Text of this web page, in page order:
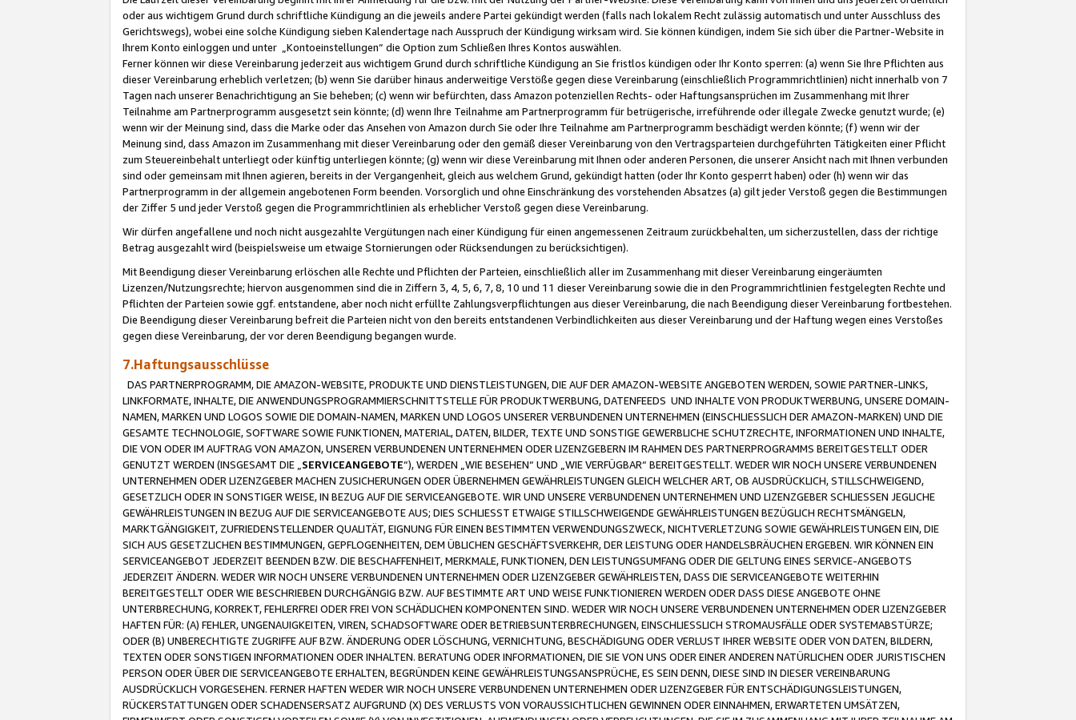
oder aus wichtigem Grund durch schriftliche Kündigung an die jeweils andere Partei gekündigt werden (falls nach lokalem Recht zulässig automatisch und unter Ausschluss des
Gerichtswegs), wobei eine solche Kündigung sieben Kalendertage nach Ausspruch der Kündigung wirksam wird. Sie können kündigen, indem Sie sich über die Partner-Website in
Ihrem Konto einloggen und unter „Kontoeinstellungen“ die Option zum Schließen Ihres Kontos auswählen.
Ferner können wir diese Vereinbarung jederzeit aus wichtigem Grund durch schriftliche Kündigung an Sie fristlos kündigen oder Ihr Konto sperren: (a) wenn Sie Ihre Pflichten aus
dieser Vereinbarung erheblich verletzen; (b) wenn Sie darüber hinaus anderweitige Verstöße gegen diese Vereinbarung (einschließlich Programmrichtlinien) nicht innerhalb von 7
Tagen nach unserer Benachrichtigung an Sie beheben; (c) wenn wir befürchten, dass Amazon potenziellen Rechts- oder Haftungsansprüchen im Zusammenhang mit Ihrer
Teilnahme am Partnerprogramm ausgesetzt sein könnte; (d) wenn Ihre Teilnahme am Partnerprogramm für betrügerische, irreführende oder illegale Zwecke genutzt wurde; (e)
wenn wir der Meinung sind, dass die Marke oder das Ansehen von Amazon durch Sie oder Ihre Teilnahme am Partnerprogramm beschädigt werden könnte; (f) wenn wir der
Meinung sind, dass Amazon im Zusammenhang mit dieser Vereinbarung oder den gemäß dieser Vereinbarung von den Vertragsparteien durchgeführten Tätigkeiten einer Pflicht
zum Steuereinbehalt unterliegt oder künftig unterliegen könnte; (g) wenn wir diese Vereinbarung mit Ihnen oder anderen Personen, die unserer Ansicht nach mit Ihnen verbunden
sind oder gemeinsam mit Ihnen agieren, bereits in der Vergangenheit, gleich aus welchem Grund, gekündigt hatten (oder Ihr Konto gesperrt haben) oder (h) wenn wir das
Partnerprogramm in der allgemein angebotenen Form beenden. Vorsorglich und ohne Einschränkung des vorstehenden Absatzes (a) gilt jeder Verstoß gegen die Bestimmungen
der Ziffer 5 und jeder Verstoß gegen die Programmrichtlinien als erheblicher Verstoß gegen diese Vereinbarung.
Wir dürfen angefallene und noch nicht ausgezahlte Vergütungen nach einer Kündigung für einen angemessenen Zeitraum zurückbehalten, um sicherzustellen, dass der richtige
Betrag ausgezahlt wird (beispielsweise um etwaige Stornierungen oder Rücksendungen zu berücksichtigen).
Mit Beendigung dieser Vereinbarung erlöschen alle Rechte und Pflichten der Parteien, einschließlich aller im Zusammenhang mit dieser Vereinbarung eingeräumten
Lizenzen/Nutzungsrechte; hiervon ausgenommen sind die in Ziffern 3, 4, 5, 6, 7, 8, 10 und 11 dieser Vereinbarung sowie die in den Programmrichtlinien festgelegten Rechte und
Pflichten der Parteien sowie ggf. entstandene, aber noch nicht erfüllte Zahlungsverpflichtungen aus dieser Vereinbarung, die nach Beendigung dieser Vereinbarung fortbestehen.
Die Beendigung dieser Vereinbarung befreit die Parteien nicht von den bereits entstandenen Verbindlichkeiten aus dieser Vereinbarung und der Haftung wegen eines Verstoßes
gegen diese Vereinbarung, der vor deren Beendigung begangen wurde.
7.Haftungsausschlüsse
DAS PARTNERPROGRAMM, DIE AMAZON-WEBSITE, PRODUKTE UND DIENSTLEISTUNGEN, DIE AUF DER AMAZON-WEBSITE ANGEBOTEN WERDEN, SOWIE PARTNER-LINKS,
LINKFORMATE, INHALTE, DIE ANWENDUNGSPROGRAMMIERSCHNITTSTELLE FÜR PRODUKTWERBUNG, DATENFEEDS UND INHALTE VON PRODUKTWERBUNG, UNSERE DOMAIN-
NAMEN, MARKEN UND LOGOS SOWIE DIE DOMAIN-NAMEN, MARKEN UND LOGOS UNSERER VERBUNDENEN UNTERNEHMEN (EINSCHLIESSLICH DER AMAZON-MARKEN) UND DIE
GESAMTE TECHNOLOGIE, SOFTWARE SOWIE FUNKTIONEN, MATERIAL, DATEN, BILDER, TEXTE UND SONSTIGE GEWERBLICHE SCHUTZRECHTE, INFORMATIONEN UND INHALTE,
DIE VON ODER IM AUFTRAG VON AMAZON, UNSEREN VERBUNDENEN UNTERNEHMEN ODER LIZENZGEBERN IM RAHMEN DES PARTNERPROGRAMMS BEREITGESTELLT ODER
GENUTZT WERDEN (INSGESAMT DIE „ SERVICEANGEBOTE“), WERDEN „WIE BESEHEN“ UND „WIE VERFÜGBAR“ BEREITGESTELLT. WEDER WIR NOCH UNSERE VERBUNDENEN
UNTERNEHMEN ODER LIZENZGEBER MACHEN ZUSICHERUNGEN ODER ÜBERNEHMEN GEWÄHRLEISTUNGEN GLEICH WELCHER ART, OB AUSDRÜCKLICH, STILLSCHWEIGEND,
GESETZLICH ODER IN SONSTIGER WEISE, IN BEZUG AUF DIE SERVICEANGEBOTE. WIR UND UNSERE VERBUNDENEN UNTERNEHMEN UND LIZENZGEBER SCHLIESSEN JEGLICHE
GEWÄHRLEISTUNGEN IN BEZUG AUF DIE SERVICEANGEBOTE AUS; DIES SCHLIESST ETWAIGE STILLSCHWEIGENDE GEWÄHRLEISTUNGEN BEZÜGLICH RECHTSMÄNGELN,
MARKTGÄNGIGKEIT, ZUFRIEDENSTELLENDER QUALITÄT, EIGNUNG FÜR EINEN BESTIMMTEN VERWENDUNGSZWECK, NICHTVERLETZUNG SOWIE GEWÄHRLEISTUNGEN EIN, DIE
SICH AUS GESETZLICHEN BESTIMMUNGEN, GEPFLOGENHEITEN, DEM ÜBLICHEN GESCHÄFTSVERKEHR, DER LEISTUNG ODER HANDELSBRÄUCHEN ERGEBEN. WIR KÖNNEN EIN
SERVICEANGEBOT JEDERZEIT BEENDEN BZW. DIE BESCHAFFENHEIT, MERKMALE, FUNKTIONEN, DEN LEISTUNGSUMFANG ODER DIE GELTUNG EINES SERVICE-ANGEBOTS
JEDERZEIT ÄNDERN. WEDER WIR NOCH UNSERE VERBUNDENEN UNTERNEHMEN ODER LIZENZGEBER GEWÄHRLEISTEN, DASS DIE SERVICEANGEBOTE WEITERHIN
BEREITGESTELLT ODER WIE BESCHRIEBEN DURCHGÄNGIG BZW. AUF BESTIMMTE ART UND WEISE FUNKTIONIEREN WERDEN ODER DASS DIESE ANGEBOTE OHNE
UNTERBRECHUNG, KORREKT, FEHLERFREI ODER FREI VON SCHÄDLICHEN KOMPONENTEN SIND. WEDER WIR NOCH UNSERE VERBUNDENEN UNTERNEHMEN ODER LIZENZGEBER
HAFTEN FÜR: (A) FEHLER, UNGENAUIGKEITEN, VIREN, SCHADSOFTWARE ODER BETRIEBSUNTERBRECHUNGEN, EINSCHLIESSLICH STROMAUSFÄLLE ODER SYSTEMABSTÜRZE;
ODER (B) UNBERECHTIGTE ZUGRIFFE AUF BZW. ÄNDERUNG ODER LÖSCHUNG, VERNICHTUNG, BESCHÄDIGUNG ODER VERLUST IHRER WEBSITE ODER VON DATEN, BILDERN,
TEXTEN ODER SONSTIGEN INFORMATIONEN ODER INHALTEN. BERATUNG ODER INFORMATIONEN, DIE SIE VON UNS ODER EINER ANDEREN NATÜRLICHEN ODER JURISTISCHEN
PERSON ODER ÜBER DIE SERVICEANGEBOTE ERHALTEN, BEGRÜNDEN KEINE GEWÄHRLEISTUNGSANSPRÜCHE, ES SEIN DENN, DIESE SIND IN DIESER VEREINBARUNG
AUSDRÜCKLICH VORGESEHEN. FERNER HAFTEN WEDER WIR NOCH UNSERE VERBUNDENEN UNTERNEHMEN ODER LIZENZGEBER FÜR ENTSCHÄDIGUNGSLEISTUNGEN,
RÜCKERSTATTUNGEN ODER SCHADENSERSATZ AUFGRUND (X) DES VERLUSTS VON VORAUSSICHTLICHEN GEWINNEN ODER EINNAHMEN, ERWARTETEN UMSÄTZEN,